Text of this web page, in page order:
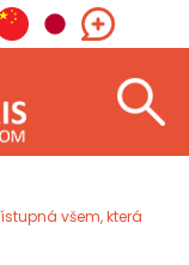
všem, která